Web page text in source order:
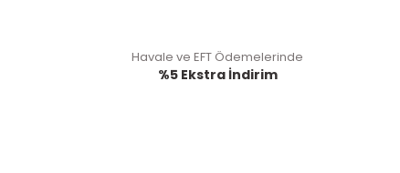
Havale ve EFT Ödemelerinde
%5 Ekstra İndirim